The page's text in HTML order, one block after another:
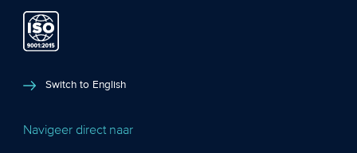
Switch to English
Navigeer direct naar